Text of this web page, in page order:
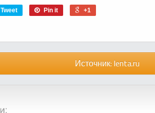
Tweet Pin it +1
Источник: lenta.ru